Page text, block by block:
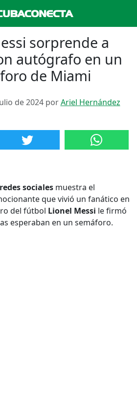
sorprende a
autógrafo en un
de Miami
de 2024 porAriel Hernández
redes sociales muestra el
que vivió un fanático en
del fútbol Lionel Messi le firmó
esperaban en un semáforo.